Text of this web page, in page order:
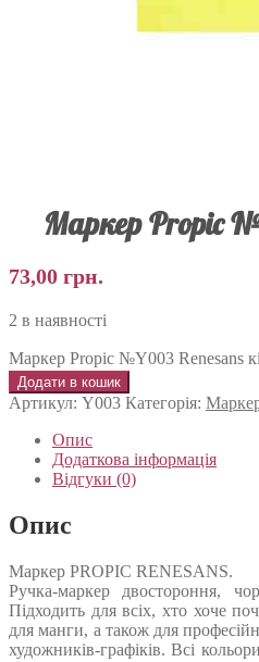
Маркер Propic
73,00 грн.
2 в наявності
Маркер Propic №Y003 Renesans
Додати в кошик
Артикул: Y003 Категорія:
Опис
Додаткова інформація
Відгуки (0)
Опис
Маркер PROPIC RENESANS.
Ручка-маркер двостороння,
Підходить для всіх, хто хоче
для манги, а також для
художників-графіків. Всі